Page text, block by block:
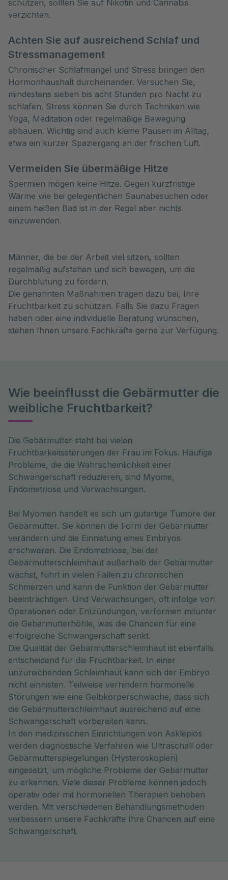
schützen, sollten Sie auf Nikotin und Cannabis
verzichten.
Achten Sie auf ausreichend Schlaf und
Stressmanagement
Chronischer Schlafmangel und Stress bringen den
Hormonhaushalt durcheinander. Versuchen Sie,
mindestens sieben bis acht Stunden pro Nacht zu
schlafen. Stress können Sie durch Techniken wie
Yoga, Meditation oder regelmäßige Bewegung
abbauen. Wichtig sind auch kleine Pausen im Alltag,
etwa ein kurzer Spaziergang an der frischen Luft.
Vermeiden Sie übermäßige Hitze
Spermien mögen keine Hitze. Gegen kurzfristige
Wärme wie bei gelegentlichen Saunabesuchen oder
einem heißen Bad ist in der Regel aber nichts
einzuwenden.
Männer, die bei der Arbeit viel sitzen, sollten
regelmäßig aufstehen und sich bewegen, um die
Durchblutung zu fördern.
Die genannten Maßnahmen tragen dazu bei, Ihre
Fruchtbarkeit zu schützen. Falls Sie dazu Fragen
haben oder eine individuelle Beratung wünschen,
stehen Ihnen unsere Fachkräfte gerne zur Verfügung.
Wie beeinflusst die Gebärmutter die
weibliche Fruchtbarkeit?
Die Gebärmutter steht bei vielen
Fruchtbarkeitsstörungen der Frau im Fokus. Häufige
Probleme, die die Wahrscheinlichkeit einer
Schwangerschaft reduzieren, sind Myome,
Endometriose und Verwachsungen.
Bei Myomen handelt es sich um gutartige Tumore der
Gebärmutter. Sie können die Form der Gebärmutter
verändern und die Einnistung eines Embryos
erschweren. Die Endometriose, bei der
Gebärmutterschleimhaut außerhalb der Gebärmutter
wächst, führt in vielen Fällen zu chronischen
Schmerzen und kann die Funktion der Gebärmutter
beeinträchtigen. Und Verwachsungen, oft infolge von
Operationen oder Entzündungen, verformen mitunter
die Gebärmutterhöhle, was die Chancen für eine
erfolgreiche Schwangerschaft senkt.
Die Qualität der Gebärmutterschleimhaut ist ebenfalls
entscheidend für die Fruchtbarkeit. In einer
unzureichenden Schleimhaut kann sich der Embryo
nicht einnisten. Teilweise verhindern hormonelle
Störungen wie eine Gelbkörperschwäche, dass sich
die Gebärmutterschleimhaut ausreichend auf eine
Schwangerschaft vorbereiten kann.
In den medizinischen Einrichtungen von Asklepios
werden diagnostische Verfahren wie Ultraschall oder
Gebärmutterspiegelungen (Hysteroskopien)
eingesetzt, um mögliche Probleme der Gebärmutter
zu erkennen. Viele dieser Probleme können jedoch
operativ oder mit hormonellen Therapien behoben
werden. Mit verschiedenen Behandlungsmethoden
verbessern unsere Fachkräfte Ihre Chancen auf eine
Schwangerschaft.